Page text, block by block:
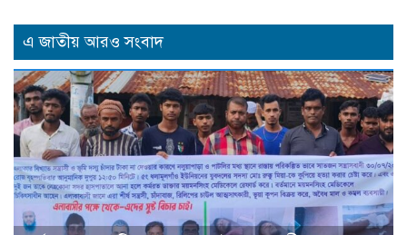
এ জাতীয় আরও সংবাদ